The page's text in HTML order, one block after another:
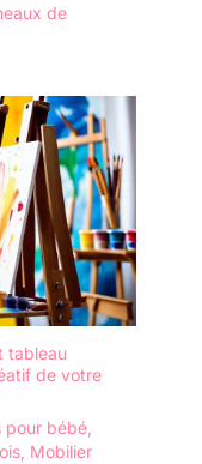
de
tableau
de votre
pour bébé,
, Mobilier